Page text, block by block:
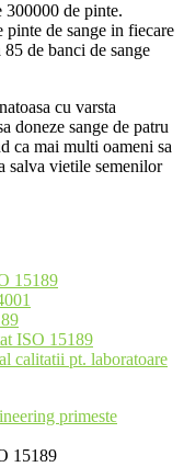
300000 de pinte.
de sange in fiecare
de banci de sange
cu varsta
doneze sange de patru
ca mai multi oameni sa
salva vietile semenilor
15189
ISO 15189
calitatii pt. laboratoare
primeste
15189